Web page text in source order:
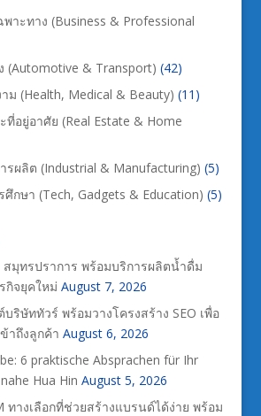
าะทาง (Business & Professional
& Transport) (42)
ม (Health, Medical & Beauty) (11)
อยู่อาศัย (Real Estate & Home
รผลิต (Industrial & Manufacturing) (5)
กษา (Tech, Gadgets & Education) (5)
มุทรปราการ พร้อมบริการผลิตน้ำดื่ม
กิจยุคใหม่ August 7, 2026
ริษัททัวร์ พร้อมวางโครงสร้าง SEO เพื่อ
าถึงลูกค้า August 6, 2026
6 praktische Absprachen für Ihr
Hua Hin August 5, 2026
ทางเลือกที่ช่วยสร้างแบรนด์ได้ง่าย พร้อม